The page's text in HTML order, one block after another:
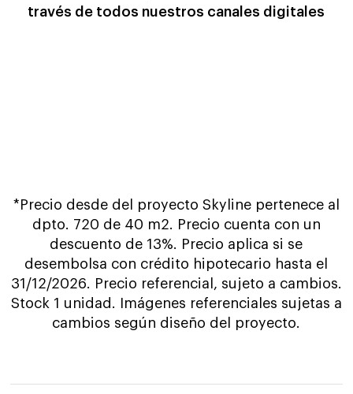
través de todos nuestros canales digitales
*Precio desde del proyecto Skyline pertenece al
dpto. 720 de 40 m2. Precio cuenta con un
descuento de 13%. Precio aplica si se
desembolsa con crédito hipotecario hasta el
31/12/2026. Precio referencial, sujeto a cambios.
Stock 1 unidad. Imágenes referenciales sujetas a
cambios según diseño del proyecto.